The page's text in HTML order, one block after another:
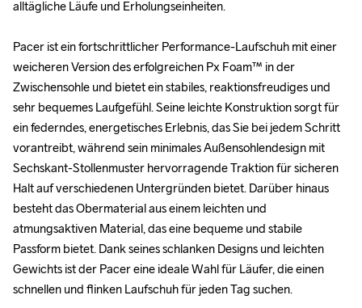
alltägliche Läufe und Erholungseinheiten.
Pacer ist ein fortschrittlicher Performance-Laufschuh mit einer
weicheren Version des erfolgreichen Px Foam™ in der
Zwischensohle und bietet ein stabiles, reaktionsfreudiges und
sehr bequemes Laufgefühl. Seine leichte Konstruktion sorgt für
ein federndes, energetisches Erlebnis, das Sie bei jedem Schritt
vorantreibt, während sein minimales Außensohlendesign mit
Sechskant-Stollenmuster hervorragende Traktion für sicheren
Halt auf verschiedenen Untergründen bietet. Darüber hinaus
besteht das Obermaterial aus einem leichten und
atmungsaktiven Material, das eine bequeme und stabile
Passform bietet. Dank seines schlanken Designs und leichten
Gewichts ist der Pacer eine ideale Wahl für Läufer, die einen
schnellen und flinken Laufschuh für jeden Tag suchen.
alltägliche Läufe und Erholungseinheiten.
Pacer ist ein fortschrittlicher Performance-Laufschuh mit einer
weicheren Version des erfolgreichen Px Foam™ in der
Zwischensohle und bietet ein stabiles, reaktionsfreudiges und
sehr bequemes Laufgefühl. Seine leichte Konstruktion sorgt für
ein federndes, energetisches Erlebnis, das Sie bei jedem Schritt
vorantreibt, während sein minimales Außensohlendesign mit
Sechskant-Stollenmuster hervorragende Traktion für sicheren
Halt auf verschiedenen Untergründen bietet. Darüber hinaus
besteht das Obermaterial aus einem leichten und
atmungsaktiven Material, das eine bequeme und stabile
Passform bietet. Dank seines schlanken Designs und leichten
Gewichts ist der Pacer eine ideale Wahl für Läufer, die einen
schnellen und flinken Laufschuh für jeden Tag suchen.